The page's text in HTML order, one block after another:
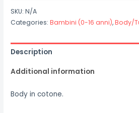
Group"
quantity
SKU:N/A
Categories:Bambini (0-16 anni),Body/
Description
Additional information
Body in cotone.